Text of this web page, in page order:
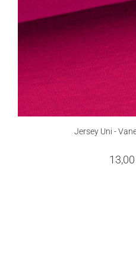
Jersey Uni -